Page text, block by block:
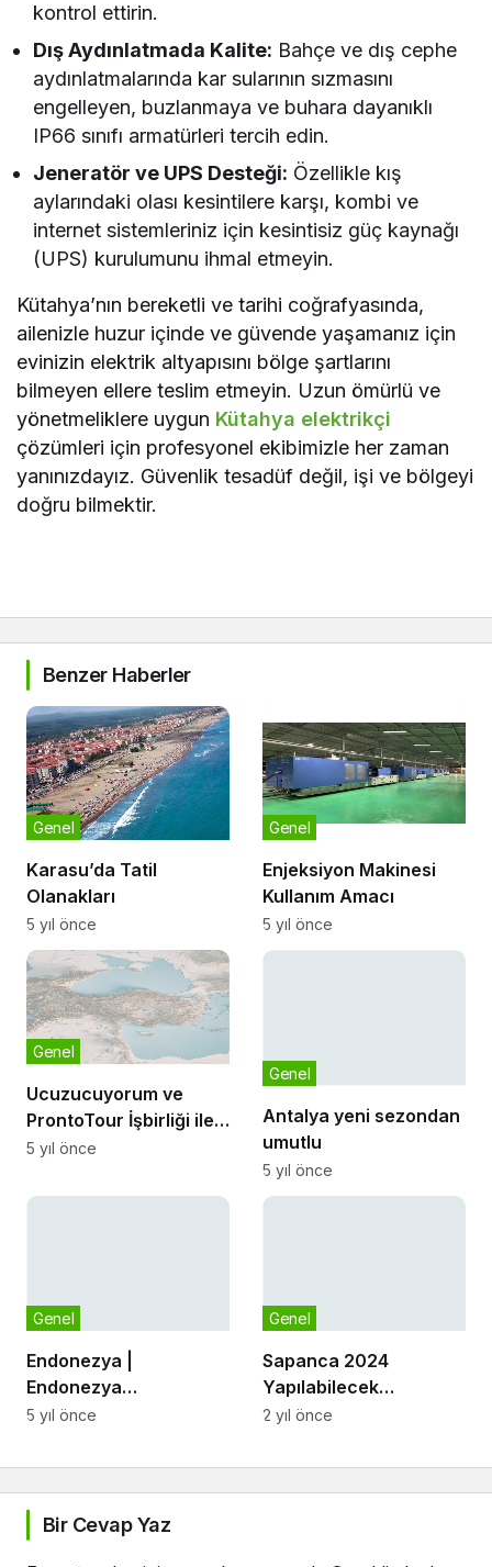
kontrol ettirin.
Dış Aydınlatmada Kalite: Bahçe ve dış cephe
aydınlatmalarında kar sularının sızmasını
engelleyen, buzlanmaya ve buhara dayanıklı
IP66 sınıfı armatürleri tercih edin.
Jeneratör ve UPS Desteği: Özellikle kış
aylarındaki olası kesintilere karşı, kombi ve
internet sistemleriniz için kesintisiz güç kaynağı
(UPS) kurulumunu ihmal etmeyin.
Kütahya’nın bereketli ve tarihi coğrafyasında,
ailenizle huzur içinde ve güvende yaşamanız için
evinizin elektrik altyapısını bölge şartlarını
bilmeyen ellere teslim etmeyin. Uzun ömürlü ve
yönetmeliklere uygun Kütahya elektrikçi
çözümleri için profesyonel ekibimizle her zaman
yanınızdayız. Güvenlik tesadüf değil, işi ve bölgeyi
doğru bilmektir.
Benzer Haberler
Karasu’da Tatil
Olanakları
Genel
5 yıl önce
Enjeksiyon Makinesi
Kullanım Amacı
Genel
5 yıl önce
Ucuzucuyorum ve
ProntoTour İşbirliği ile
Tatile
Genel
5 yıl önce
umutlu
5 yıl önce
Endonezya |
Endonezya
Cumhuriyeti
5 yıl önce
Yapılabilecek
Aktiviteler Ve Sporlar
Club Aquatix
2 yıl önce